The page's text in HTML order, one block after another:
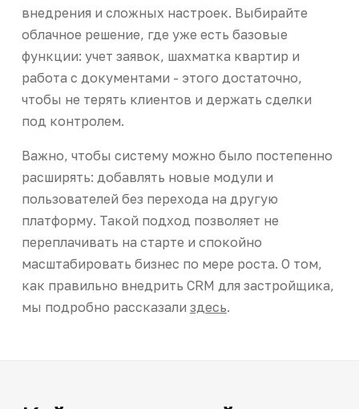
внедрения и сложных настроек. Выбирайте
облачное решение, где уже есть базовые
функции: учет заявок, шахматка квартир и
работа с документами - этого достаточно,
чтобы не терять клиентов и держать сделки
под контролем.
Важно, чтобы систему можно было постепенно
расширять: добавлять новые модули и
пользователей без перехода на другую
платформу. Такой подход позволяет не
переплачивать на старте и спокойно
масштабировать бизнес по мере роста. О том,
как правильно внедрить CRM для застройщика,
мы подробно рассказали здесь.